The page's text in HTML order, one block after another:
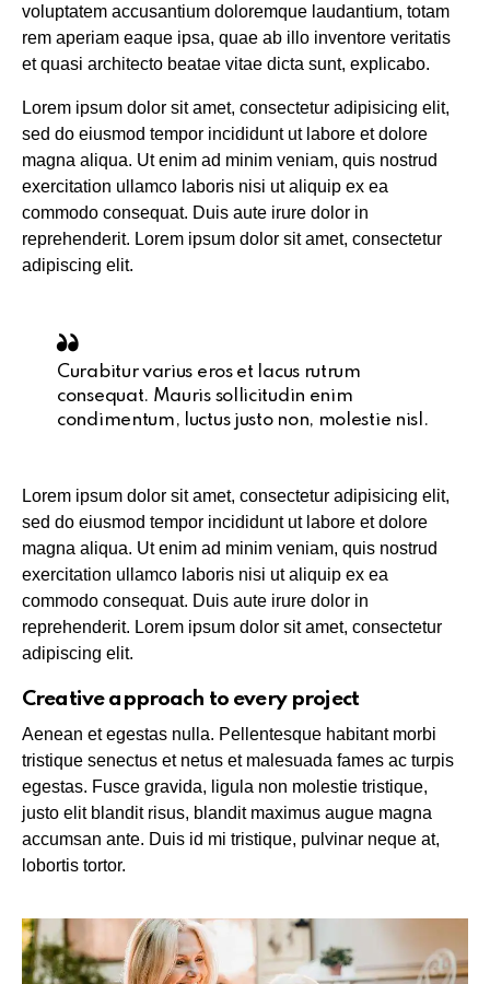
voluptatem accusantium doloremque laudantium, totam
rem aperiam eaque ipsa, quae ab illo inventore veritatis
et quasi architecto beatae vitae dicta sunt, explicabo.
Lorem ipsum dolor sit amet, consectetur adipisicing elit,
sed do eiusmod tempor incididunt ut labore et dolore
magna aliqua. Ut enim ad minim veniam, quis nostrud
exercitation ullamco laboris nisi ut aliquip ex ea
commodo consequat. Duis aute irure dolor in
reprehenderit. Lorem ipsum dolor sit amet, consectetur
adipiscing elit.
Curabitur varius eros et lacus rutrum
consequat. Mauris sollicitudin enim
condimentum, luctus justo non, molestie nisl.
Lorem ipsum dolor sit amet, consectetur adipisicing elit,
sed do eiusmod tempor incididunt ut labore et dolore
magna aliqua. Ut enim ad minim veniam, quis nostrud
exercitation ullamco laboris nisi ut aliquip ex ea
commodo consequat. Duis aute irure dolor in
reprehenderit. Lorem ipsum dolor sit amet, consectetur
adipiscing elit.
Creative approach to every project
Aenean et egestas nulla. Pellentesque habitant morbi
tristique senectus et netus et malesuada fames ac turpis
egestas. Fusce gravida, ligula non molestie tristique,
justo elit blandit risus, blandit maximus augue magna
accumsan ante. Duis id mi tristique, pulvinar neque at,
lobortis tortor.